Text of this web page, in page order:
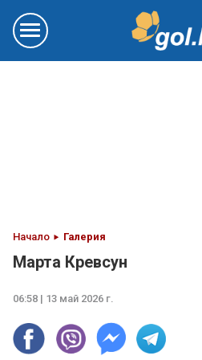
Начало Галерия
Марта Кревсун
06:58 | 13 май 2026 г.